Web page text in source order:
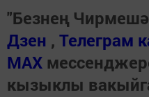
"Безнең
Дзен , Телеграм
МАХ
кызыклы